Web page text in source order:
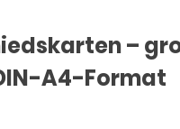
–
A4-Format